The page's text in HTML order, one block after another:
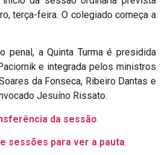
terça-feira. O colegiado começa a
penal, a Quinta Turma é presidida
e integrada pelos ministros
da Fonseca, Ribeiro Dantas e
Jesuíno Rissato.
da sessão.
sessões para ver a pauta.